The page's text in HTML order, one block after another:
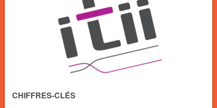
CHIFFRES-CLÉS